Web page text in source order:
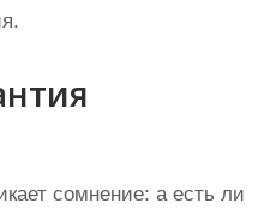
сомнение: а есть ли